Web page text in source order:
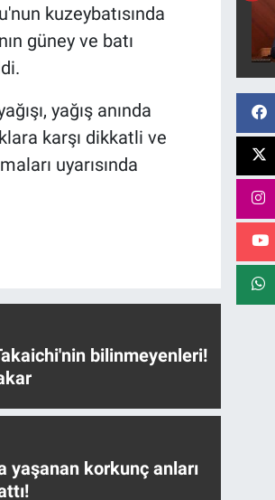
kuzeybatısında
güney ve batı
yağış anında
karşı dikkatli ve
uyarısında
bilinmeyenleri!
yaşanan korkunç anları